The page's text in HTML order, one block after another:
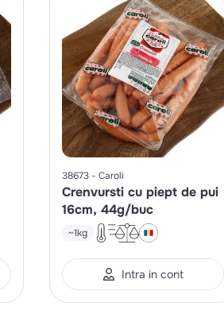
38673 Caroli
Crenvursti cu piept de pui
16cm, 44g/buc
~1kg
Intra in cont